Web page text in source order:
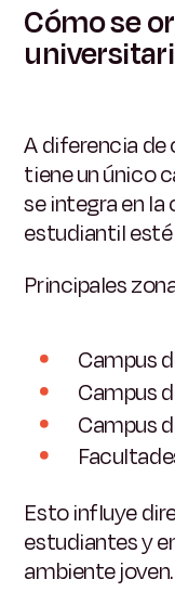
Cómo se
A diferencia de
tiene un único
se integra en la
estudiantil
Principales
Campus
Campus
Campus
Esto influye
estudiantes y
ambiente joven.